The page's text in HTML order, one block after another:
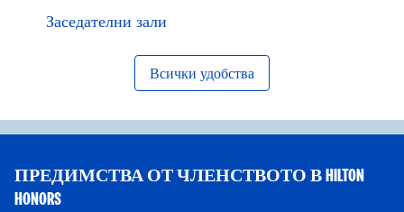
Заседателни зали
Всички удобства
ПРЕДИМСТВА ОТ ЧЛЕНСТВОТО В HILTON
HONORS